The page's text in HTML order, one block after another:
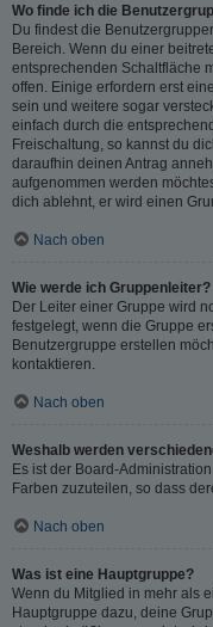
Wo finde ich die
Du findest die
Bereich. Wenn du einer
entsprechenden Schaltfläche
offen. Einige erfordern erst
sein und weitere sogar
einfach durch die
Freischaltung, so kannst du
daraufhin deinen Antrag
aufgenommen werden
dich ablehnt, er wird einen
Nach oben
Wie werde ich Gruppenleiter?
Der Leiter einer Gruppe wird
festgelegt, wenn die Gruppe
Benutzergruppe erstellen
kontaktieren.
Nach oben
Weshalb werden
Es ist der Board-
Farben zuzuteilen, so dass
Nach oben
Was ist eine Hauptgruppe?
Wenn du Mitglied in mehr als
Hauptgruppe dazu, deine